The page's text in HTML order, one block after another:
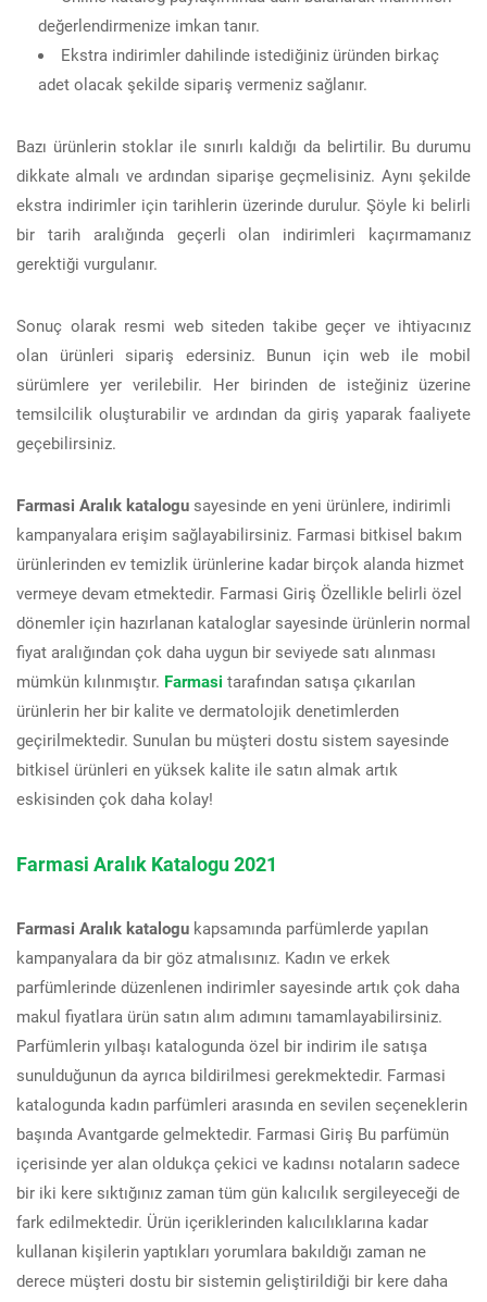
değerlendirmenize imkan tanır.
Ekstra indirimler dahilinde istediğiniz üründen birkaç
adet olacak şekilde sipariş vermeniz sağlanır.
Bazı ürünlerin stoklar ile sınırlı kaldığı da belirtilir. Bu durumu
dikkate almalı ve ardından siparişe geçmelisiniz. Aynı şekilde
ekstra indirimler için tarihlerin üzerinde durulur. Şöyle ki belirli
bir tarih aralığında geçerli olan indirimleri kaçırmamanız
gerektiği vurgulanır.
Sonuç olarak resmi web siteden takibe geçer ve ihtiyacınız
olan ürünleri sipariş edersiniz. Bunun için web ile mobil
sürümlere yer verilebilir. Her birinden de isteğiniz üzerine
temsilcilik oluşturabilir ve ardından da giriş yaparak faaliyete
geçebilirsiniz.
Farmasi Aralık katalogu sayesinde en yeni ürünlere, indirimli
kampanyalara erişim sağlayabilirsiniz. Farmasi bitkisel bakım
ürünlerinden ev temizlik ürünlerine kadar birçok alanda hizmet
vermeye devam etmektedir. Farmasi Giriş Özellikle belirli özel
dönemler için hazırlanan kataloglar sayesinde ürünlerin normal
fiyat aralığından çok daha uygun bir seviyede satı alınması
mümkün kılınmıştır. Farmasi tarafından satışa çıkarılan
ürünlerin her bir kalite ve dermatolojik denetimlerden
geçirilmektedir. Sunulan bu müşteri dostu sistem sayesinde
bitkisel ürünleri en yüksek kalite ile satın almak artık
eskisinden çok daha kolay!
Farmasi Aralık Katalogu 2021
Farmasi Aralık katalogu kapsamında parfümlerde yapılan
kampanyalara da bir göz atmalısınız. Kadın ve erkek
parfümlerinde düzenlenen indirimler sayesinde artık çok daha
makul fiyatlara ürün satın alım adımını tamamlayabilirsiniz.
Parfümlerin yılbaşı katalogunda özel bir indirim ile satışa
sunulduğunun da ayrıca bildirilmesi gerekmektedir. Farmasi
katalogunda kadın parfümleri arasında en sevilen seçeneklerin
başında Avantgarde gelmektedir. Farmasi Giriş Bu parfümün
içerisinde yer alan oldukça çekici ve kadınsı notaların sadece
bir iki kere sıktığınız zaman tüm gün kalıcılık sergileyeceği de
fark edilmektedir. Ürün içeriklerinden kalıcılıklarına kadar
kullanan kişilerin yaptıkları yorumlara bakıldığı zaman ne
derece müşteri dostu bir sistemin geliştirildiği bir kere daha